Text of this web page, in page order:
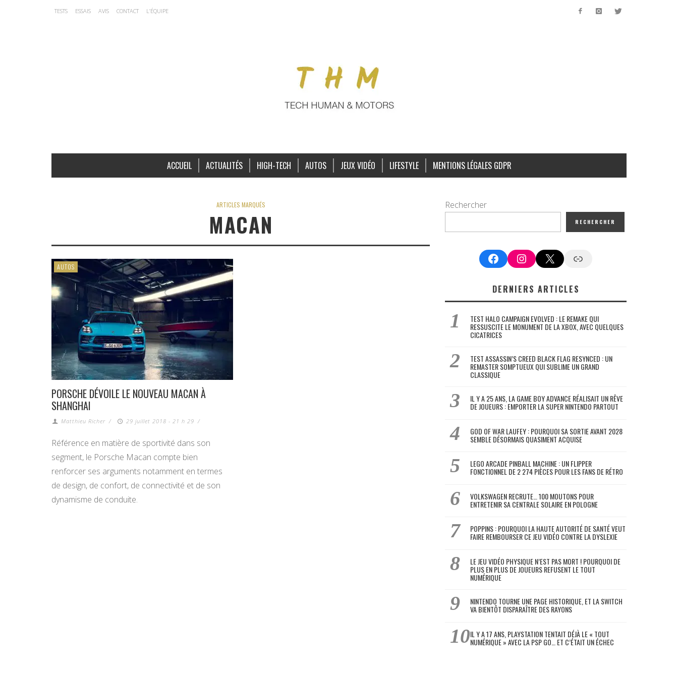
TESTS ESSAIS AVIS CONTACT L’ÉQUIPE
ACCUEIL ACTUALITÉS HIGH-TECH AUTOS JEUX VIDÉO LIFESTYLE MENTIONS LÉGALES GDPR
ARTICLES MARQUÉS
MACAN
AUTOS
PORSCHE DÉVOILE LE NOUVEAU MACAN À
SHANGHAI
Matthieu Richer / 29 juillet 2018 - 21 h 29 /
Référence en matière de sportivité dans son
segment, le Porsche Macan compte bien
renforcer ses arguments notamment en termes
de design, de confort, de connectivité et de son
dynamisme de conduite.
Rechercher
RECHERCHER
FacebookInstagram
X Google News
DERNIERS ARTICLES
TEST HALO CAMPAIGN EVOLVED : LE REMAKE QUI
RESSUSCITE LE MONUMENT DE LA XBOX, AVEC QUELQUES
CICATRICES
TEST ASSASSIN’S CREED BLACK FLAG RESYNCED : UN
REMASTER SOMPTUEUX QUI SUBLIME UN GRAND
CLASSIQUE
IL Y A 25 ANS, LA GAME BOY ADVANCE RÉALISAIT UN RÊVE
DE JOUEURS : EMPORTER LA SUPER NINTENDO PARTOUT
GOD OF WAR LAUFEY : POURQUOI SA SORTIE AVANT 2028
SEMBLE DÉSORMAIS QUASIMENT ACQUISE
LEGO ARCADE PINBALL MACHINE : UN FLIPPER
FONCTIONNEL DE 2 274 PIÈCES POUR LES FANS DE RÉTRO
VOLKSWAGEN RECRUTE… 100 MOUTONS POUR
ENTRETENIR SA CENTRALE SOLAIRE EN POLOGNE
POPPINS : POURQUOI LA HAUTE AUTORITÉ DE SANTÉ VEUT
FAIRE REMBOURSER CE JEU VIDÉO CONTRE LA DYSLEXIE
LE JEU VIDÉO PHYSIQUE N’EST PAS MORT ! POURQUOI DE
PLUS EN PLUS DE JOUEURS REFUSENT LE TOUT
NUMÉRIQUE
NINTENDO TOURNE UNE PAGE HISTORIQUE, ET LA SWITCH
VA BIENTÔT DISPARAÎTRE DES RAYONS
IL Y A 17 ANS, PLAYSTATION TENTAIT DÉJÀ LE « TOUT
NUMÉRIQUE » AVEC LA PSP GO… ET C’ÉTAIT UN ÉCHEC